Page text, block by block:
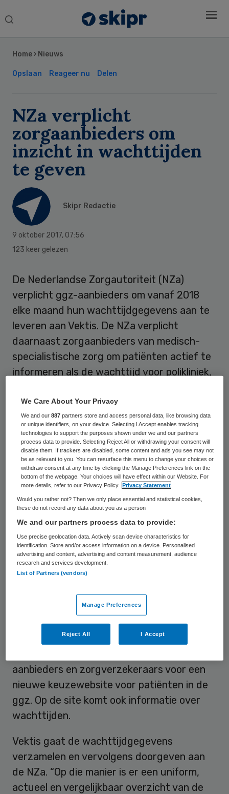
Search
Home › Nieuws
Opslaan Reageer nu Delen
NZa verplicht
zorgaanbieders om
inzicht in wachttijden
te geven
Skipr Redactie
9 oktober 2017, 07:56
123 keer gelezen
De Nederlandse Zorgautoriteit (NZa)
verplicht ggz-aanbieders om vanaf 2018
elke maand hun wachttijdgegevens aan te
leveren aan Vektis. De NZa verplicht
daarnaast zorgaanbieders van medisch-
specialistische zorg om patiënten actief te
informeren als de wachttijd voor polikliniek,
overschrijdt.
Volgens de zorgautoriteit is het belangrijk
dat burgers en zorgverzekeraars weten
hoe lang het duurt voordat zij bij een ggz-
aanbieder of bij een ziekenhuis terecht
kunnen. Daarom neemt de NZa
verschillende maatregelen. Meer inzicht in
de wachttijden maakt het bovendien
mogelijk om te lange wachtlijsten aan te
pakken.
De NZa verplicht ggz-aanbieders om vanaf
2018 elke maand hun wachttijdgegevens
aan te leveren aan Vektis. Deze verplichting
sluit aan bij het breed gedragen initiatief
van de koepel van cliënten- en
aanbieders en zorgverzekeraars voor een
nieuwe keuzewebsite voor patiënten in de
ggz. Op de site komt ook informatie over
wachttijden.
Vektis gaat de wachttijdgegevens
verzamelen en vervolgens doorgeven aan
de NZa. “Op die manier is er een uniform,
actueel en vergelijkbaar overzicht van de
Sidebar
We Care About Your Privacy
We and our887 partners store and access personal data, like browsing data
or unique identifiers, on your device. Selecting I Accept enables tracking
technologies to support the purposes shown under we and our partners
process data to provide. Selecting Reject All or withdrawing your consent will
disable them. If trackers are disabled, some content and ads you see may not
be as relevant to you. You can resurface this menu to change your choices or
withdraw consent at any time by clicking the Manage Preferences link on the
bottom of the webpage. Your choices will have effect within our Website. For
more details, refer to our Privacy Policy.
Privacy Statement
Would you rather not? Then we only place essential and statistical cookies,
these do not record any data about you as a person
We and our partners process data to provide:
Use precise geolocation data. Actively scan device characteristics for
identification. Store and/or access information on a device. Personalised
advertising and content, advertising and content measurement, audience
research and services development.
List of Partners (vendors)
Manage Preferences
Reject All I Accept